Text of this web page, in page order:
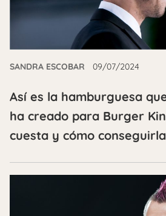
SANDRA ESCOBAR 09/07/2024
Así es la hamburguesa
ha creado para Burger
cuesta y cómo conseguirla